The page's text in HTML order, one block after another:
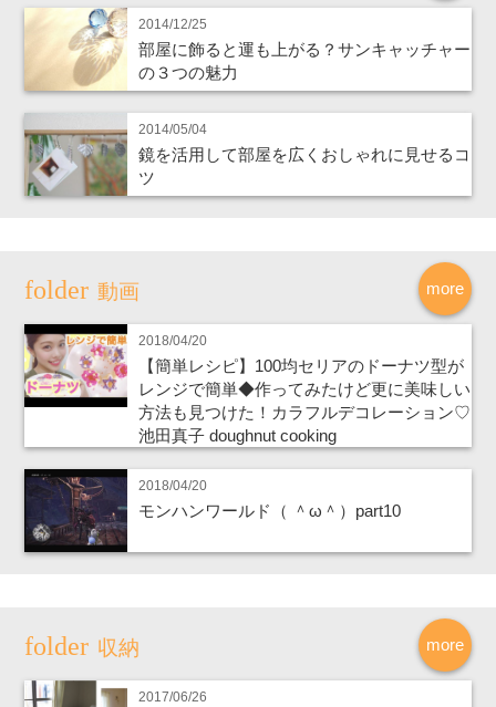
2014/12/25
部屋に飾ると運も上がる？サンキャッチャー
の３つの魅力
2014/05/04
鏡を活用して部屋を広くおしゃれに見せるコ
ツ
more
動画
2018/04/20
【簡単レシピ】100均セリアのドーナツ型が
レンジで簡単◆作ってみたけど更に美味しい
方法も見つけた！カラフルデコレーション♡
池田真子 doughnut cooking
2018/04/20
モンハンワールド（ ＾ω＾）part10
more
収納
2017/06/26